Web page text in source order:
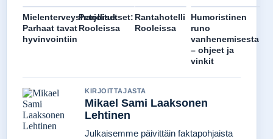
Mielenterveysharjoitukset:
Parhaat tavat
hyvinvointiin
Petolliset
Rooleissa
Rantahotelli
Rooleissa
Humoristinen
runo
vanhenemisesta
– ohjeet ja
vinkit
KIRJOITTAJASTA
Mikael Sami Laaksonen
Lehtinen
Julkaisemme päivittäin faktapohjaista